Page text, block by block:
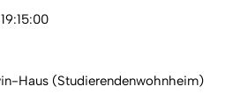
Haus (Studierendenwohnheim)